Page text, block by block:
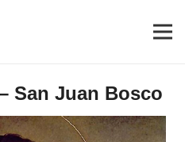
San Juan Bosco